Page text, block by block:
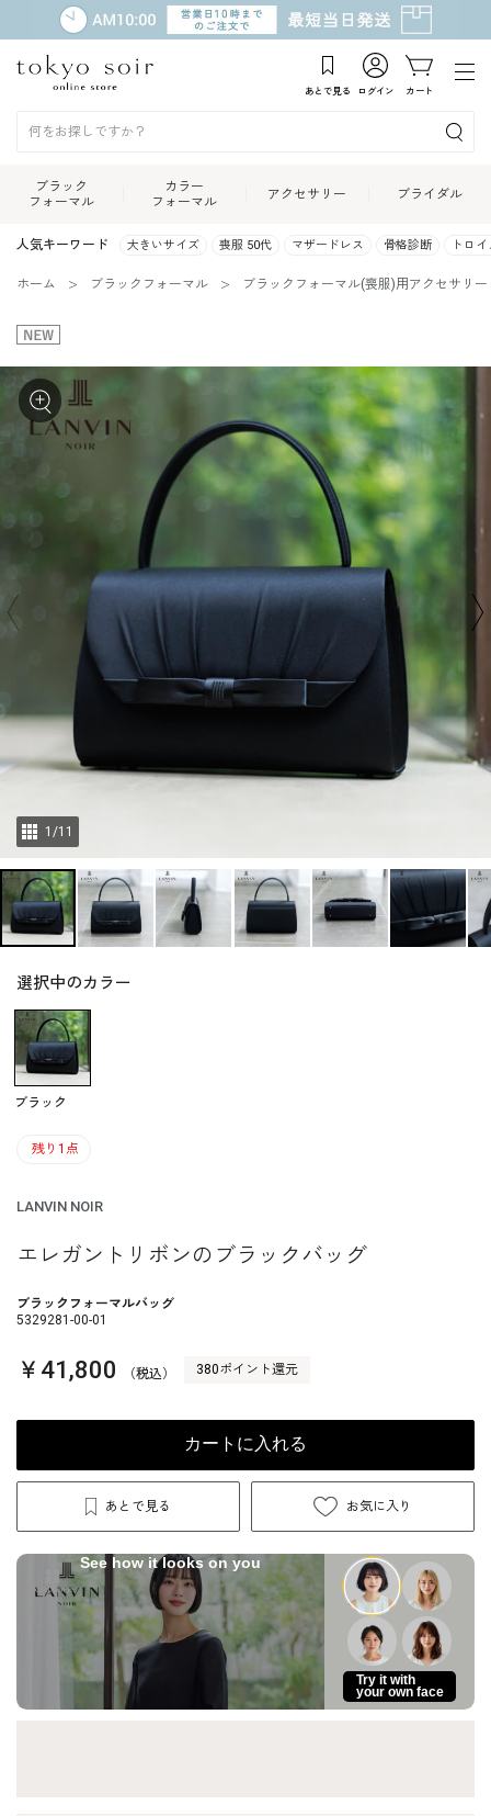
あとで見る ログイン カート
ブラック
フォーマル
カラー
フォーマル
アクセサリー ブライダル
人気キーワード 大きいサイズ 喪服 50代 マザードレス 骨格診断 トロ
ホーム ブラックフォーマル ブラックフォーマル(喪服)用アクセサリー
1 /11
選択中のカラー
ブラック
残り1点
LANVIN NOIR
エレガントリボンのブラックバッグ
ブラックフォーマルバッグ
5329281-00-01
￥41,800 （税込） 380ポイント還元
カートに入れる
あとで見る お気に入り
See how it looks on you
Try it with
your own face